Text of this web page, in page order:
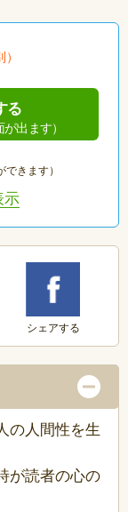
る
が出ます）
きます）
示
シェアする
の人間性を生
が読者の心の